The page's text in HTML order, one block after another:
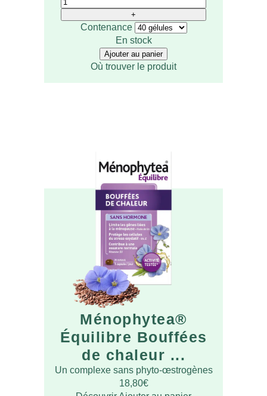
Contenance
En stock
Ajouter au panier
Où trouver le produit
Ménophytea®
Équilibre Bouffées
de chaleur ...
Un complexe sans phyto-œstrogènes
18,80€